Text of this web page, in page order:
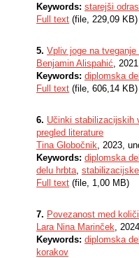
Keywords: starejši
Full text (file, 229,09 KB)
5. Vpliv joge na
Benjamin Alispahić,
Keywords: diplomska
Full text (file, 606,14 KB)
6. Učinki stabilizacijskih
pregled literature
Tina Globočnik, 2023,
Keywords: diplomska
delu hrbta,
Full text (file, 1,00 MB)
7. Povezanost med
Lara Nina Marinček,
Keywords: diplomska
korakov